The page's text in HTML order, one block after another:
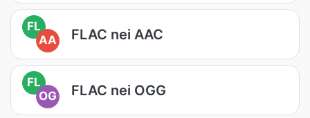
FL
AA
FLAC nei AAC
FL
OG
FLAC nei OGG